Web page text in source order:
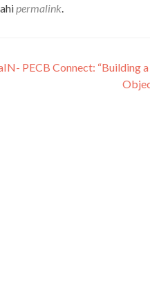
permalink.
PECB Connect: “Building